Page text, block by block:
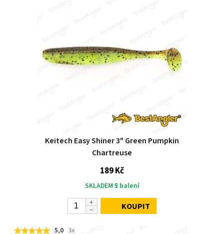
Keitech Easy Shiner 3" Green Pumpkin
Chartreuse
189 Kč
SKLADEM 5 balení
KOUPIT
5,0 3x